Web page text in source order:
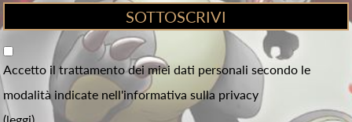
Accetto il trattamento dei miei dati personali secondo le
modalità indicate nell'informativa sulla privacy